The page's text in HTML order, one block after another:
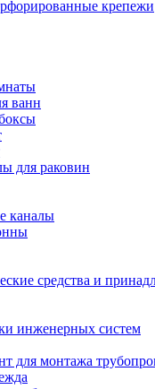
крепежи
ванн
для раковин
каналы
средства и
инженерных систем
для монтажа